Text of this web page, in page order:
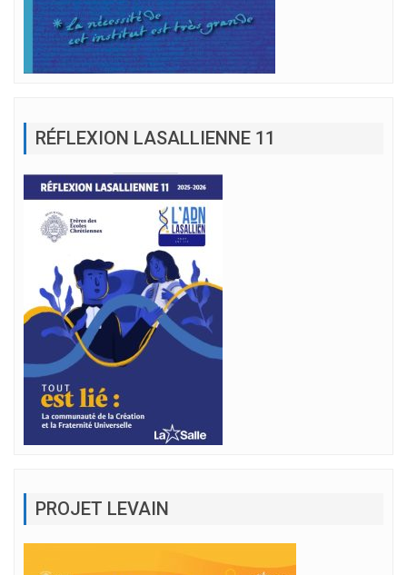
RÉFLEXION LASALLIENNE 11
PROJET LEVAIN